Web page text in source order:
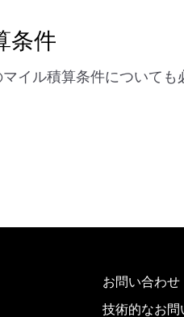
条件
イル積算条件についても
お問い合わせ
技術的なお問